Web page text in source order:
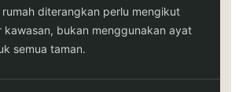
rumah diterangkan perlu mengikut
kawasan, bukan menggunakan ayat
semua taman.